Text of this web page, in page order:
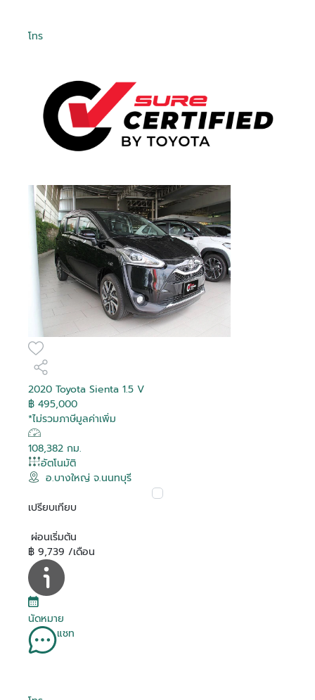
โทร
2020 Toyota Sienta 1.5 V
฿ 495,000
*ไม่รวมภาษีมูลค่าเพิ่ม
108,382 กม.
อัตโนมัติ
อ.บางใหญ่ จ.นนทบุรี
เปรียบเทียบ
ผ่อนเริ่มต้น
฿ 9,739 /เดือน
นัดหมาย
แชท